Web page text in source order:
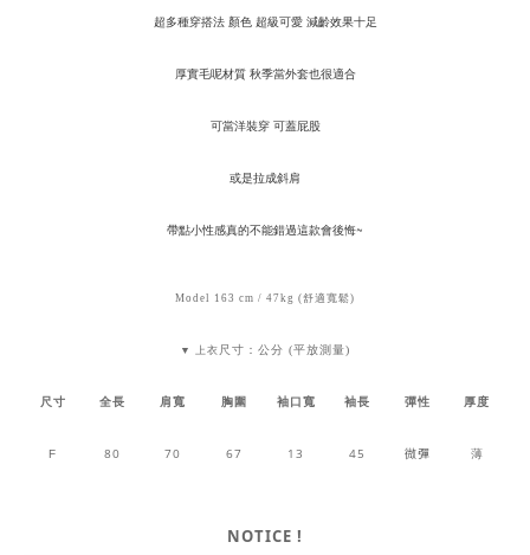
超多種穿搭法 顏色 超級可愛 減齡效果十足
厚實毛呢材質 秋季當外套也很適合
可當洋裝穿 可蓋屁股
或是拉成斜肩
帶點小性感真的不能錯過這款會後悔~
Model 163 cm / 47kg (舒適寬鬆)
▼ 上衣 尺寸：公分 (平放測量)
尺寸 全長 肩寬 胸圍 袖口寬 袖長 彈性 厚度
F 80 70 67 13 45 微彈 薄
NOTICE !